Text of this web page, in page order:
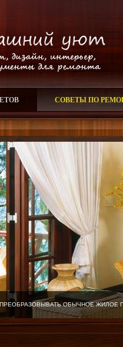
СОВЕТЫ ПО
ОБЫЧНОЕ